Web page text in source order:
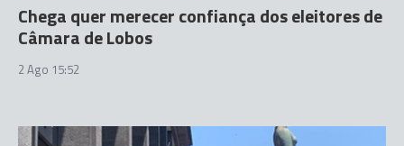
Chega quer merecer confiança dos eleitores de
Câmara de Lobos
2 Ago 15:52